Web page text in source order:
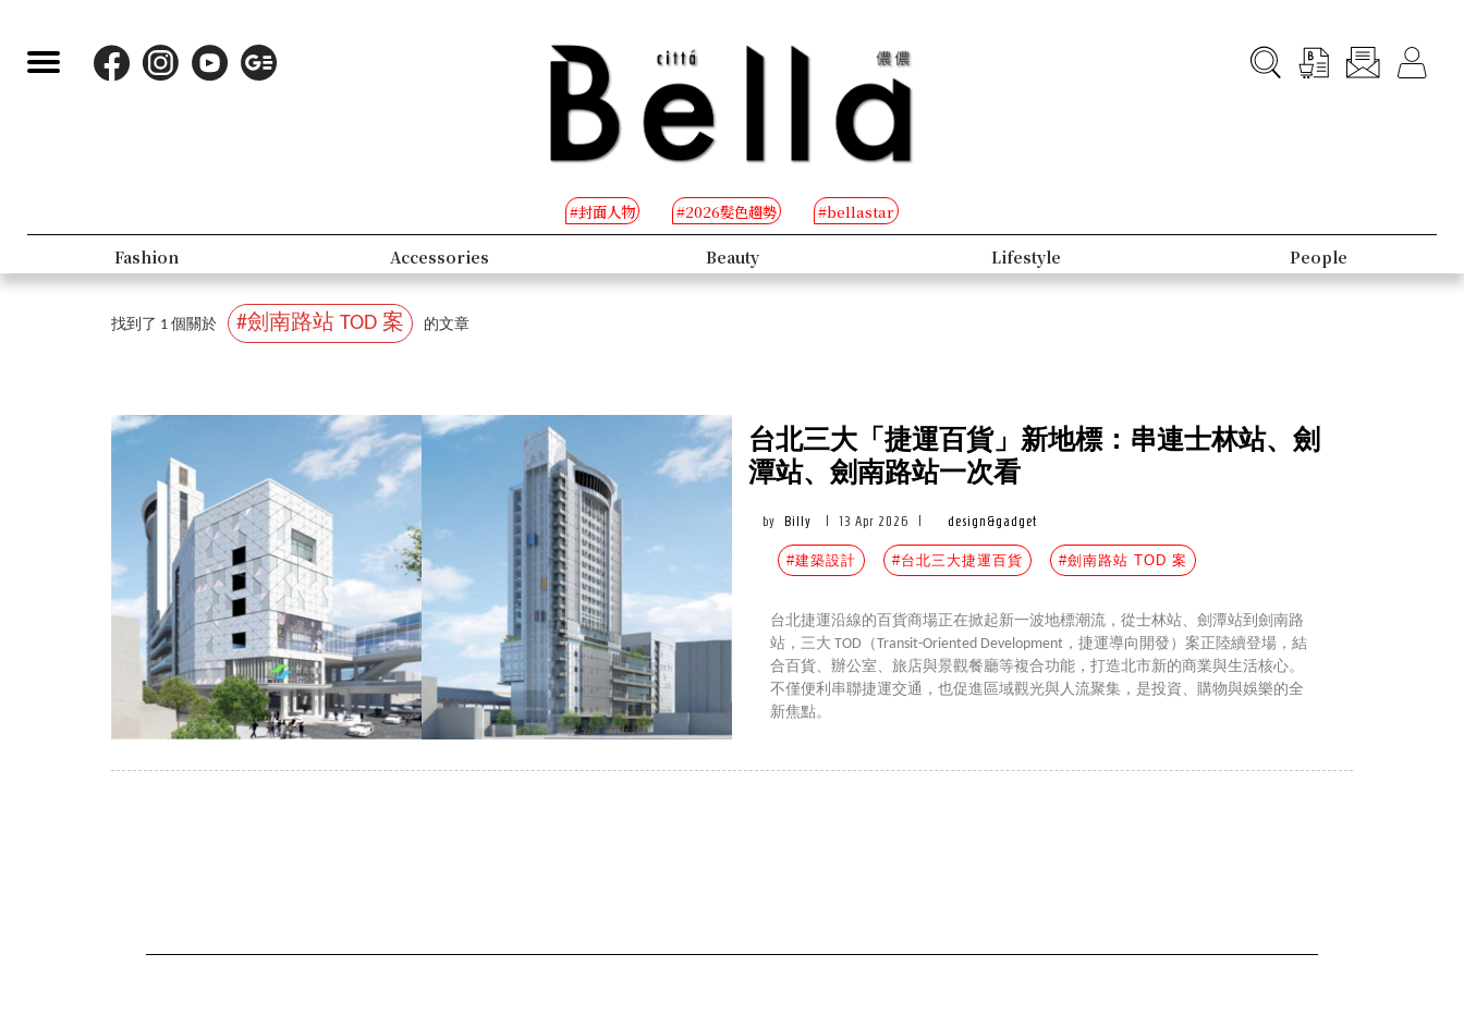
#封面人物 #2026髮色趨勢 #bellastar
Fashion Accessories Beauty Lifestyle People
找到了 1 個關於 #劍南路站 TOD 案 的文章
台北三大「捷運百貨」新地標：串連士林站、劍
潭站、劍南路站一次看
by Billy 13 Apr 2026 design&gadget
#建築設計 #台北三大捷運百貨 #劍南路站 TOD 案
台北捷運沿線的百貨商場正在掀起新一波地標潮流，從士林站、劍潭站到劍南路
站，三大 TOD（Transit-Oriented Development，捷運導向開發）案正陸續登場，結
合百貨、辦公室、旅店與景觀餐廳等複合功能，打造北市新的商業與生活核心。
不僅便利串聯捷運交通，也促進區域觀光與人流聚集，是投資、購物與娛樂的全
新焦點。